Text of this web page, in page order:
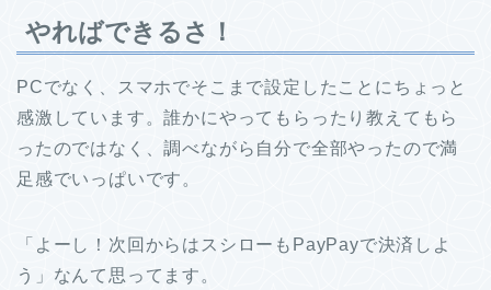
やればできるさ！
PCでなく、スマホでそこまで設定したことにちょっと
感激しています。誰かにやってもらったり教えてもら
ったのではなく、調べながら自分で全部やったので満
足感でいっぱいです。
「よーし！次回からはスシローもPayPayで決済しよ
う」なんて思ってます。